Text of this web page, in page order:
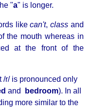
"a" is longer.
likecan't, classand
the mouth whereas in
at the front of the
/r/ is pronounced only
and bedroom). In all
more similar to the